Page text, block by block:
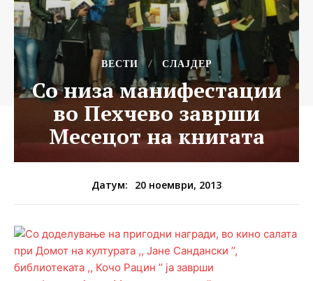
ВЕСТИ СЛАЈДЕР
Со низа манифестации
во Пехчево заврши
Месецот на книгата
Датум: 20 ноември, 2013